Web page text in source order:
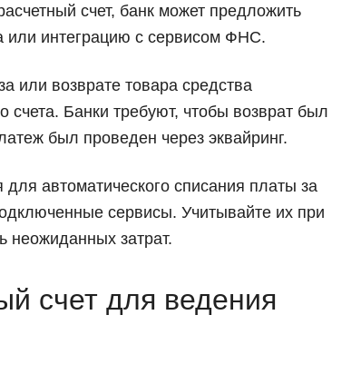
счет, банк может предложить
или интеграцию с сервисом ФНС.
или возврате товара средства
счета. Банки требуют, чтобы возврат был
был проведен через эквайринг.
для автоматического списания платы за
сервисы. Учитывайте их при
неожиданных затрат.
счет для ведения